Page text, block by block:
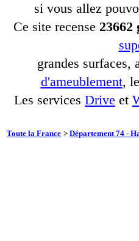
si vous allez
Ce site recense 23662
grandes surfaces,
d'ameublement,
Les services Drive et
Toute la France > Département 74 -